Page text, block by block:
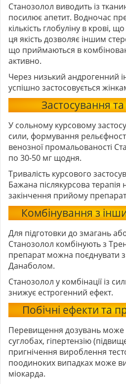
Станозолол виводить із
посилює апетит. Водночас
кількість глобуліну в крові,
ця якість дозволяє іншим
що приймаються в
активно.
Через низький андрогенний
успішно застосовується
Застосування
У сольному курсовому
сили, формування
венозної промальованості
по 30-50 мг щодня.
Тривалість курсового
Бажана післякурсова терапія
закінчення прийому
Комбінування з
Для підготовки до змагань
Станозолол комбінують з
препарат можна поєднувати
Данаболом.
Станозолол у комбінації із
знижує естрогенний ефект.
Побічні ефекти та
Перевищення дозувань може
суглобах, гіпертензію
пригнічення вироблення
поодиноких випадках може
міокарда.